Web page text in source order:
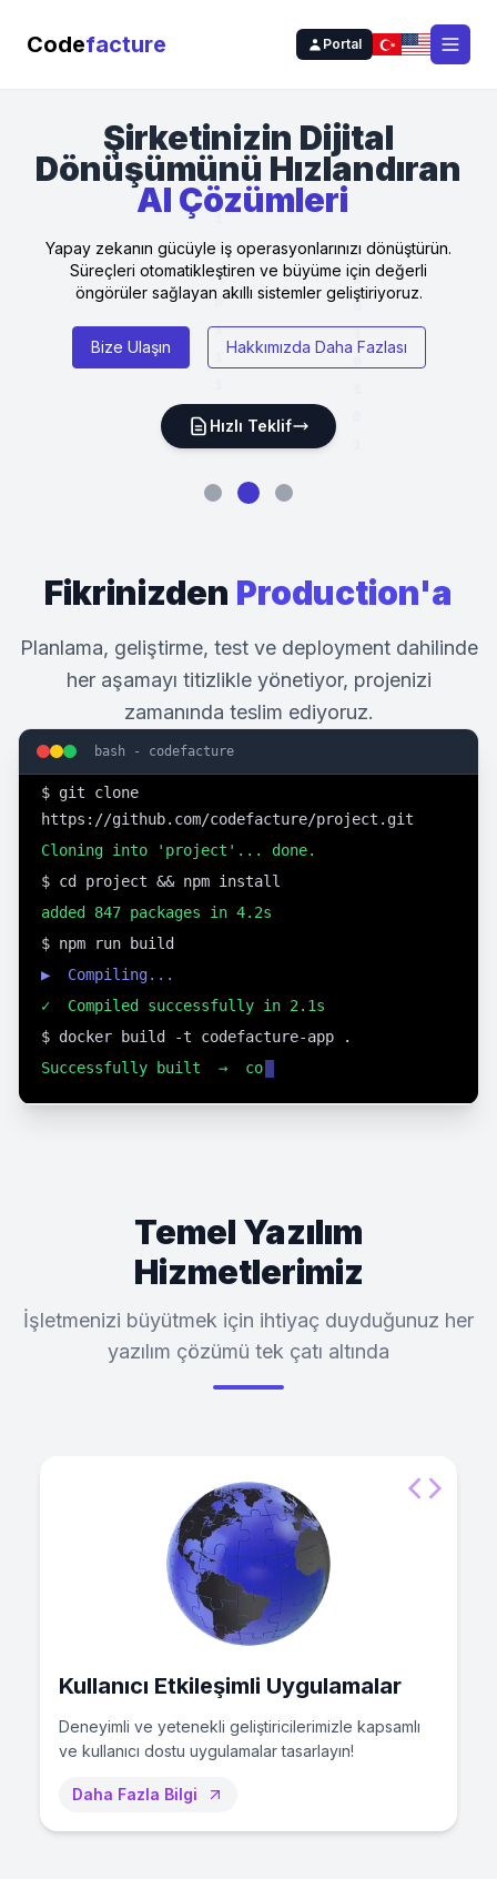
Codefacture Portal
1
1
1
1
0
Şirketinizin Dijital
Dönüşümünü Hızlandıran
AI Çözümleri
Yapay zekanın gücüyle iş operasyonlarınızı dönüştürün.
Süreçleri otomatikleştiren ve büyüme için değerli
öngörüler sağlayan akıllı sistemler geliştiriyoruz.
Bize Ulaşın Hakkımızda Daha Fazlası
Hızlı Teklif
Fikrinizden Production'a
Planlama, geliştirme, test ve deployment dahilinde
her aşamayı titizlikle yönetiyor, projenizi
zamanında teslim ediyoruz.
bash - codefacture
$ git clone
https://github.com/codefacture/project.git
Cloning into 'project'... done.
$ cd project && npm install
added 847 packages in 4.2s
$ npm run build
▶  Compiling...
✓  Compiled successfully in 2.1s
$ docker build -t codefacture-app .
Successfully built  →  codefacture-app:latest
$ git push origin main
▶
Temel Yazılım
Hizmetlerimiz
İşletmenizi büyütmek için ihtiyaç duyduğunuz her
yazılım çözümü tek çatı altında
Kullanıcı Etkileşimli Uygulamalar
Deneyimli ve yetenekli geliştiricilerimizle kapsamlı
ve kullanıcı dostu uygulamalar tasarlayın!
Daha Fazla Bilgi